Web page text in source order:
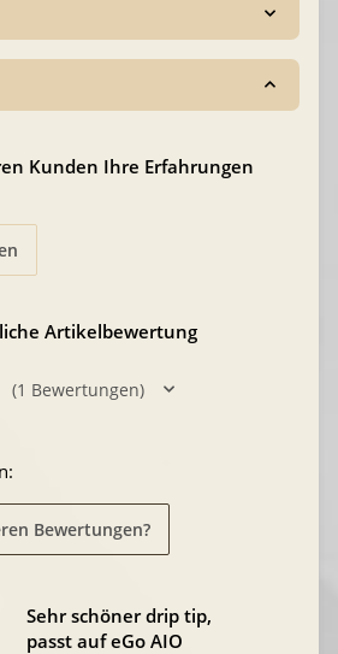
Artikelbewertung
(1 Bewertungen)
Kunden Ihre Erfahrungen
Bewertungen?
Sehr schöner drip tip,
passt auf eGo AIO